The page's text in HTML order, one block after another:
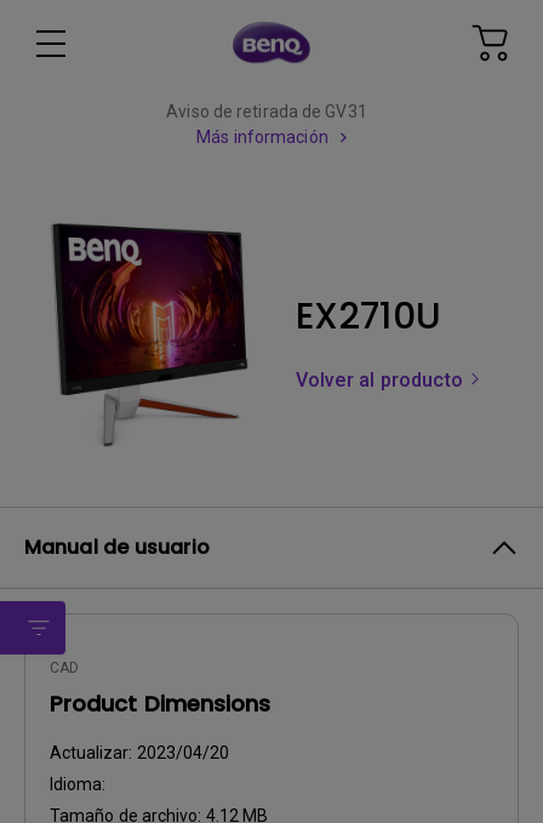
Aviso de retirada de GV31
Más información
EX2710U
Volver al producto
Manual de usuario
CAD
Product Dimensions
Actualizar: 2023/04/20
Idioma:
Tamaño de archivo: 4.12 MB